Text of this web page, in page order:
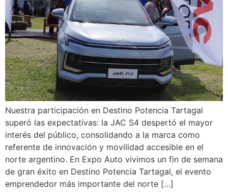
Nuestra participación en Destino Potencia Tartagal
superó las expectativas: la JAC S4 despertó el mayor
interés del público, consolidando a la marca como
referente de innovación y movilidad accesible en el
norte argentino. En Expo Auto vivimos un fin de semana
de gran éxito en Destino Potencia Tartagal, el evento
emprendedor más importante del norte […]